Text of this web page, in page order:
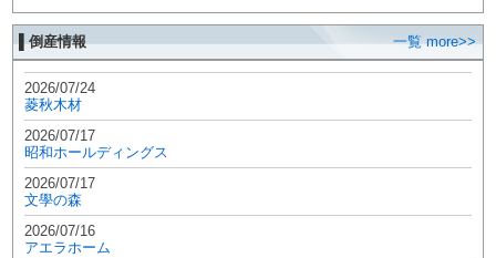
▌倒産情報 一覧 more>>
2026/07/24
菱秋木材
2026/07/17
昭和ホールディングス
2026/07/17
文學の森
2026/07/16
アエラホーム